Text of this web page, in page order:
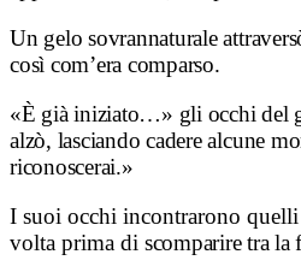
Un gelo sovrannaturale
così com’era comparso.
«È già iniziato…» gli occhi del
alzò, lasciando cadere alcune
riconoscerai.»
I suoi occhi incontrarono
volta prima di scomparire tra la